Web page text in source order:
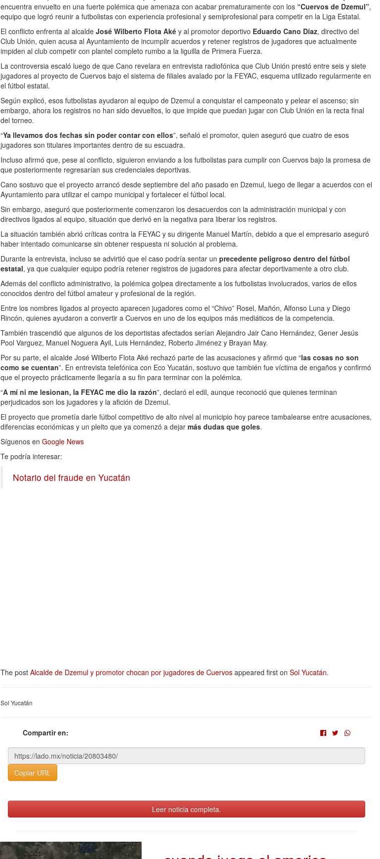
encuentra envuelto en una fuerte polémica que amenaza con acabar prematuramente con los “Cuervos de Dzemul”,
equipo que logró reunir a futbolistas con experiencia profesional y semiprofesional para competir en la Liga Estatal.
El conflicto enfrenta al alcalde José Wilberto Flota Aké y al promotor deportivo Eduardo Cano Díaz, directivo del
Club Unión, quien acusa al Ayuntamiento de incumplir acuerdos y retener registros de jugadores que actualmente
impiden al club competir con plantel completo rumbo a la liguilla de Primera Fuerza.
La controversia escaló luego de que Cano revelara en entrevista radiofónica que Club Unión prestó entre seis y siete
jugadores al proyecto de Cuervos bajo el sistema de filiales avalado por la FEYAC, esquema utilizado regularmente en
el fútbol estatal.
Según explicó, esos futbolistas ayudaron al equipo de Dzemul a conquistar el campeonato y pelear el ascenso; sin
embargo, ahora los registros no han sido devueltos, lo que impide que puedan jugar con Club Unión en la recta final
del torneo.
“Ya llevamos dos fechas sin poder contar con ellos”, señaló el promotor, quien aseguró que cuatro de esos
jugadores son titulares importantes dentro de su escuadra.
Incluso afirmó que, pese al conflicto, siguieron enviando a los futbolistas para cumplir con Cuervos bajo la promesa de
que posteriormente regresarían sus credenciales deportivas.
Cano sostuvo que el proyecto arrancó desde septiembre del año pasado en Dzemul, luego de llegar a acuerdos con el
Ayuntamiento para utilizar el campo municipal y fortalecer el fútbol local.
Sin embargo, aseguró que posteriormente comenzaron los desacuerdos con la administración municipal y con
directivos ligados al equipo, situación que derivó en la negativa para liberar los registros.
La situación también abrió críticas contra la FEYAC y su dirigente Manuel Martín, debido a que el empresario aseguró
haber intentado comunicarse sin obtener respuesta ni solución al problema.
Durante la entrevista, incluso se advirtió que el caso podría sentar un precedente peligroso dentro del fútbol
estatal, ya que cualquier equipo podría retener registros de jugadores para afectar deportivamente a otro club.
Además del conflicto administrativo, la polémica golpea directamente a los futbolistas involucrados, varios de ellos
conocidos dentro del fútbol amateur y profesional de la región.
Entre los nombres ligados al proyecto aparecen jugadores como el “Chivo” Rosel, Mañón, Alfonso Luna y Diego
Rincón, quienes ayudaron a convertir a Cuervos en uno de los equipos más mediáticos de la competencia.
También trascendió que algunos de los deportistas afectados serían Alejandro Jair Cano Hernández, Gener Jesús
Pool Varguez, Manuel Noguera Ayil, Luis Hernández, Roberto Jiménez y Brayan May.
Por su parte, el alcalde José Wilberto Flota Aké rechazó parte de las acusaciones y afirmó que “las cosas no son
como se cuentan”. En entrevista telefónica con Eco Yucatán, sostuvo que también fue víctima de engaños y confirmó
que el proyecto prácticamente llegaría a su fin para terminar con la polémica.
“A mí ni me lesionan, la FEYAC me dio la razón”, declaró el edil, aunque reconoció que quienes terminan
perjudicados son los jugadores y la afición de Dzemul.
El proyecto que prometía darle fútbol competitivo de alto nivel al municipio hoy parece tambalearse entre acusaciones,
diferencias económicas y un pleito que ya comenzó a dejar más dudas que goles.
Síguenos en Google News
Te podría interesar:
Notario del fraude en Yucatán
The post Alcalde de Dzemul y promotor chocan por jugadores de Cuervos appeared first on Sol Yucatán.
Sol Yucatán
Compartir en:
Copiar URL
Leer noticia completa.